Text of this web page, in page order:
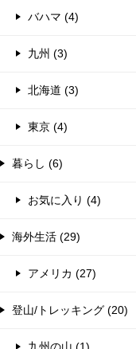
バハマ (4)
九州 (3)
北海道 (3)
東京 (4)
暮らし (6)
お気に入り (4)
海外生活 (29)
アメリカ (27)
登山/トレッキング (20)
九州の山 (1)